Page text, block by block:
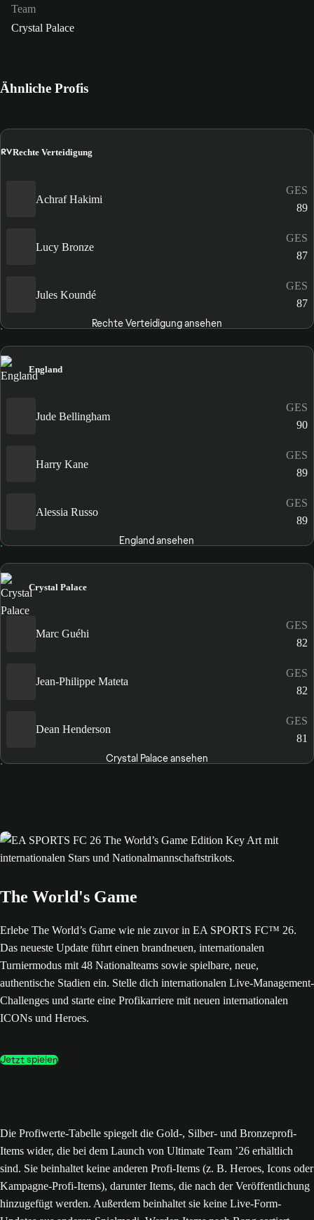
Team
Crystal Palace
Ähnliche Profis
RVRechte Verteidigung
Achraf Hakimi
GES
89
Lucy Bronze
GES
87
Jules Koundé
GES
87
Rechte Verteidigung ansehen
England
Jude Bellingham
GES
90
Harry Kane
GES
89
Alessia Russo
GES
89
England ansehen
Crystal Palace
Marc Guéhi
GES
82
Jean-Philippe Mateta
GES
82
Dean Henderson
GES
81
Crystal Palace ansehen
The World's Game
Erlebe The World’s Game wie nie zuvor in EA SPORTS FC™ 26.
Das neueste Update führt einen brandneuen, internationalen
Turniermodus mit 48 Nationalteams sowie spielbare, neue,
authentische Stadien ein. Stelle dich internationalen Live-Management-
Challenges und starte eine Profikarriere mit neuen internationalen
ICONs und Heroes.
Jetzt spielen
Die Profiwerte-Tabelle spiegelt die Gold-, Silber- und Bronzeprofi-
Items wider, die bei dem Launch von Ultimate Team ’26 erhältlich
sind. Sie beinhaltet keine anderen Profi-Items (z. B. Heroes, Icons oder
Kampagne-Profi-Items), darunter Items, die nach der Veröffentlichung
hinzugefügt werden. Außerdem beinhaltet sie keine Live-Form-